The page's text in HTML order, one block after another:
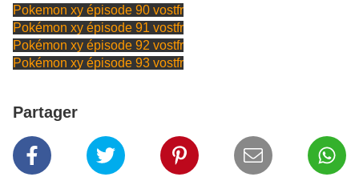
Pokemon xy épisode 90 vostfr
Pokémon xy épisode 91 vostfr
Pokémon xy épisode 92 vostfr
Pokémon xy épisode 93 vostfr
Partager